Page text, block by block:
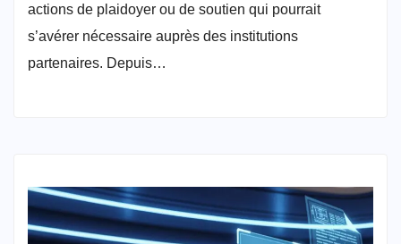
actions de plaidoyer ou de soutien qui pourrait
s’avérer nécessaire auprès des institutions
partenaires. Depuis…